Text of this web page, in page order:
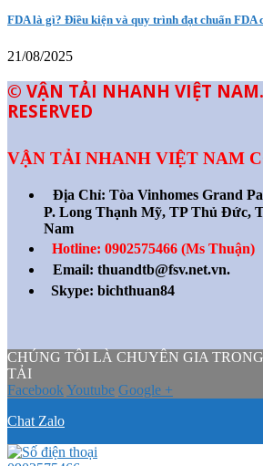
FDA là gì? Điều kiện và quy trình đạt chuẩn FDA
21/08/2025
© VẬN TẢI NHANH VIỆT
RESERVED
VẬN TẢI NHANH VIỆT NAM
Địa Chỉ: Tòa Vinhomes Grand
P. Long Thạnh Mỹ, TP Thủ Đức,
Nam
Hotline: 0902575466 (Ms Thuận)
Email: thuandtb@fsv.net.vn.
Skype: bichthuan84
CHÚNG TÔI LÀ CHUYÊN GIA
TẢI
Facebook Youtube Google +
Chat Zalo